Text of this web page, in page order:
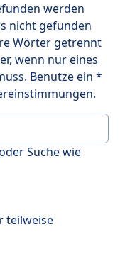
werden
nicht gefunden
Wörter getrennt
wenn nur eines
Benutze ein *
Suche wie
teilweise